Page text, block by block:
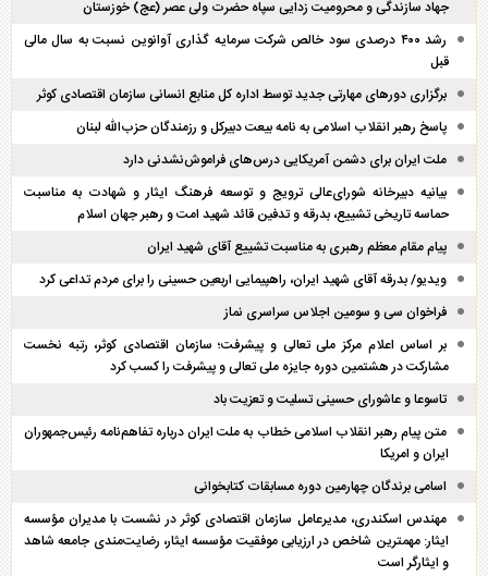
جهاد سازندگی و محرومیت زدایی سپاه حضرت ولی عصر (عج) خوزستان
رشد ۴۰۰ درصدی سود خالص شرکت سرمایه گذاری آوانوین نسبت به سال مالی
قبل
برگزاری دور‌های مهارتی جدید توسط اداره کل منابع انسانی سازمان اقتصادی کوثر
پاسخ رهبر انقلاب اسلامی به نامه بیعت دبیرکل و رزمندگان حزب‌الله لبنان
ملت ایران برای دشمن آمریکایی درس‌های فراموش‌نشدنی دارد
بیانیه دبیرخانه شورای‌عالی ترویج و توسعه فرهنگ ایثار و شهادت به مناسبت
حماسه تاریخی تشییع، بدرقه و تدفین قائد شهید امت و رهبر جهان اسلام
پیام مقام معظم رهبری به مناسبت تشییع آقای شهید ایران
ویدیو/ بدرقه آقای شهید ایران، راهپیمایی اربعین حسینی را برای مردم تداعی کرد
فراخوان سی و سومین اجلاس سراسری نماز
بر اساس اعلام مرکز ملی تعالی و پیشرفت؛ سازمان اقتصادی کوثر، رتبه نخست
مشارکت در هشتمین دوره جایزه ملی تعالی و پیشرفت را کسب کرد
تاسوعا و عاشورای حسینی تسلیت و تعزیت باد
متن پیام رهبر انقلاب اسلامی خطاب به ملت ایران درباره تفاهم‌نامه رئیس‌جمهوران
ایران و امریکا
اسامی برندگان چهارمین دوره مسابقات کتابخوانی
مهندس اسکندری، مدیرعامل سازمان اقتصادی کوثر در نشست با مدیران مؤسسه
ایثار: مهمترین شاخص در ارزیابی موفقیت مؤسسه ایثار، رضایت‌مندی جامعه شاهد
و ایثارگر است